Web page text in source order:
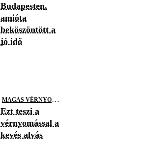
Budapesten,
amióta
beköszöntött a
jó idő
M
AGAS VÉRNYOMÁS
Ezt teszi a
vérnyomással a
kevés alvás